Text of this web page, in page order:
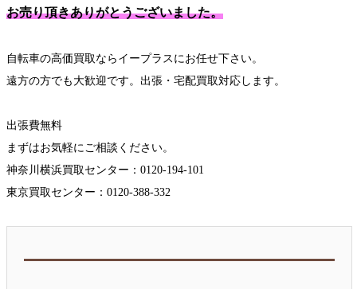
お売り頂きありがとうございました。
自転車の高価買取ならイープラスにお任せ下さい。
遠方の方でも大歓迎です。出張・宅配買取対応します。
出張費無料
まずはお気軽にご相談ください。
神奈川横浜買取センター：0120-194-101
東京買取センター：0120-388-332